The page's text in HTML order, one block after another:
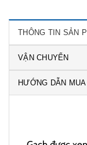
THÔNG TIN SẢN
VẬN CHUYỂN
HƯỚNG DẪN